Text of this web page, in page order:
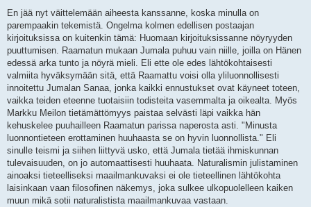
e
t
i
En jää nyt väittelemään aiheesta kanssanne, koska minulla on
parempaakin tekemistä. Ongelma kolmen edellisen postaajan
kirjoituksissa on kuitenkin tämä: Huomaan kirjoituksissanne nöyryyden
puuttumisen. Raamatun mukaan Jumala puhuu vain niille, joilla on Hänen
edessä arka tunto ja nöyrä mieli. Eli ette ole edes lähtökohtaisesti
valmiita hyväksymään sitä, että Raamattu voisi olla yliluonnollisesti
innoitettu Jumalan Sanaa, jonka kaikki ennustukset ovat käyneet toteen,
vaikka teiden eteenne tuotaisiin todisteita vasemmalta ja oikealta. Myös
Markku Meilon tietämättömyys paistaa selvästi läpi vaikka hän
kehuskelee puuhailleen Raamatun parissa naperosta asti. "Minusta
luonnontieteen erottaminen huuhaasta se on hyvin luonnollista." Eli
sinulle teismi ja siihen liittyvä usko, että Jumala tietää ihmiskunnan
tulevaisuuden, on jo automaattisesti huuhaata. Naturalismin julistaminen
ainoaksi tieteelliseksi maailmankuvaksi ei ole tieteellinen lähtökohta
laisinkaan vaan filosofinen näkemys, joka sulkee ulkopuolelleen kaiken
muun mikä sotii naturalistista maailmankuvaa vastaan.